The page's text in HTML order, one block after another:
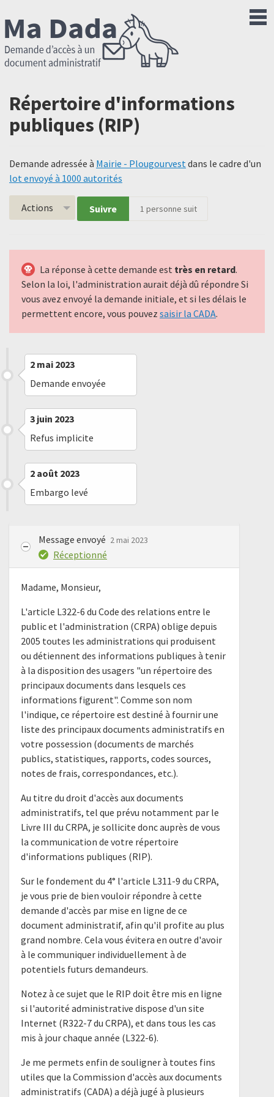
Répertoire d'informations
publiques (RIP)
Demande adressée à Mairie - Plougourvestdans le cadre d'un
lot envoyé à 1000 autorités
Actions Suivre 1 personne suit
La réponse à cette demande est très en retard.
Selon la loi, l'administration aurait déjà dû répondre Si
vous avez envoyé la demande initiale, et si les délais le
permettent encore, vous pouvez saisir la CADA.
2 mai 2023
Demande envoyée
3 juin 2023
Refus implicite
2 août 2023
Embargo levé
Message envoyé 2 mai 2023
Réceptionné
Madame, Monsieur,
L'article L322-6 du Code des relations entre le
public et l'administration (CRPA) oblige depuis
2005 toutes les administrations qui produisent
ou détiennent des informations publiques à tenir
à la disposition des usagers "un répertoire des
principaux documents dans lesquels ces
informations figurent". Comme son nom
l'indique, ce répertoire est destiné à fournir une
liste des principaux documents administratifs en
votre possession (documents de marchés
publics, statistiques, rapports, codes sources,
notes de frais, correspondances, etc.).
Au titre du droit d'accès aux documents
administratifs, tel que prévu notamment par le
Livre III du CRPA, je sollicite donc auprès de vous
la communication de votre répertoire
d'informations publiques (RIP).
Sur le fondement du 4° l'article L311-9 du CRPA,
je vous prie de bien vouloir répondre à cette
demande d'accès par mise en ligne de ce
document administratif, afin qu'il profite au plus
grand nombre. Cela vous évitera en outre d'avoir
à le communiquer individuellement à de
potentiels futurs demandeurs.
Notez à ce sujet que le RIP doit être mis en ligne
si l'autorité administrative dispose d'un site
Internet (R322-7 du CRPA), et dans tous les cas
mis à jour chaque année (L322-6).
Je me permets enfin de souligner à toutes fins
utiles que la Commission d'accès aux documents
administratifs (CADA) a déjà jugé à plusieurs